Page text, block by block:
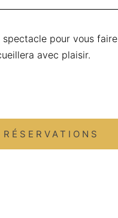
pour vous faire
avec plaisir.
RÉSERVATIONS